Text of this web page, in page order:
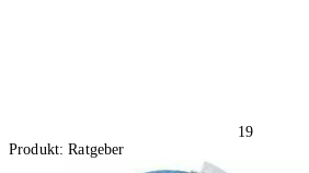
19
Produkt: Ratgeber